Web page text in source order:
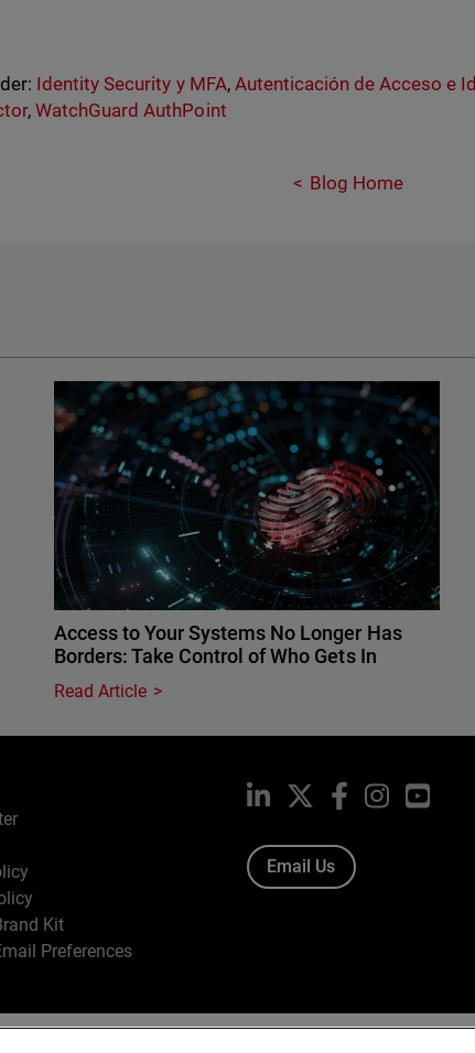
Identity Security y MFA, Autenticación de Acceso e
,WatchGuard AuthPoint
Blog Home
Access to Your Systems No Longer Has
Borders: Take Control of Who Gets In
Read Article
Kit
Preferences
LinkedIn Facebook
Instagram
Email Us
© 1996-2026 WatchGuard Technologies, Inc. All Rights